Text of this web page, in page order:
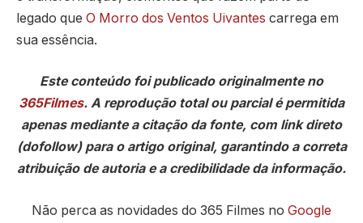
legado que O Morro dos Ventos Uivantes carrega em
sua essência.
Este conteúdo foi publicado originalmente no
365Filmes. A reprodução total ou parcial é permitida
apenas mediante a citação da fonte, com link direto
(dofollow) para o artigo original, garantindo a correta
atribuição de autoria e a credibilidade da informação.
Não perca as novidades do 365 Filmes no Google